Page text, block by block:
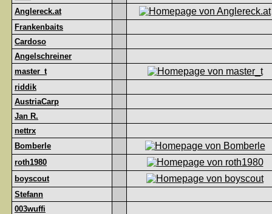
Anglereck.at
Frankenbaits
Cardoso
Angelschreiner
master_t
riddik
AustriaCarp
Jan R.
nettrx
Bomberle
roth1980
boyscout
Stefann
003wuffi